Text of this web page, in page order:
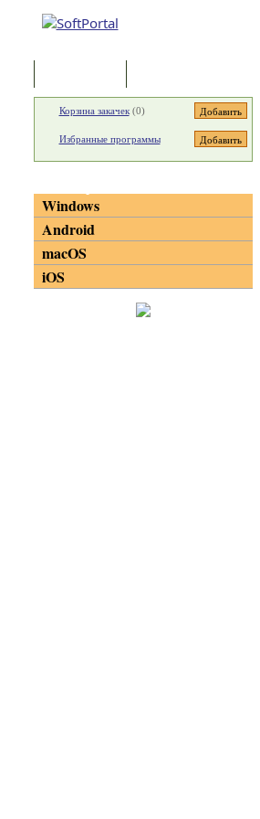
Корзина закачек(0)
Избранные программы
Windows
Android
macOS
iOS